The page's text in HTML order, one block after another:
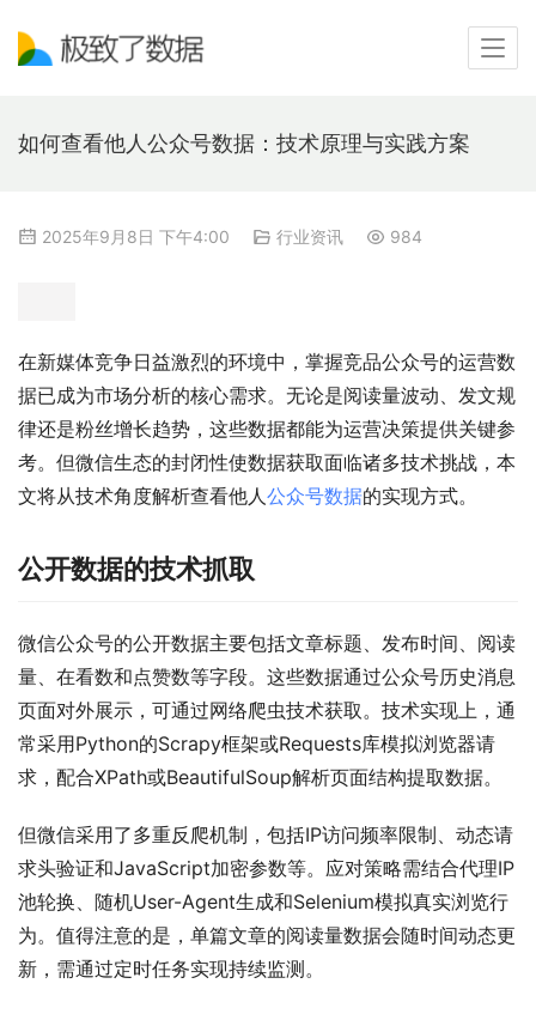
如何查看他人公众号数据：技术原理与实践方案
2025年9月8日 下午4:00 行业资讯 984
在新媒体竞争日益激烈的环境中，掌握竞品公众号的运营数
据已成为市场分析的核心需求。无论是阅读量波动、发文规
律还是粉丝增长趋势，这些数据都能为运营决策提供关键参
考。但微信生态的封闭性使数据获取面临诸多技术挑战，本
文将从技术角度解析查看他人公众号数据的实现方式。
公开数据的技术抓取
微信公众号的公开数据主要包括文章标题、发布时间、阅读
量、在看数和点赞数等字段。这些数据通过公众号历史消息
页面对外展示，可通过网络爬虫技术获取。技术实现上，通
常采用Python的Scrapy框架或Requests库模拟浏览器请
求，配合XPath或BeautifulSoup解析页面结构提取数据。
但微信采用了多重反爬机制，包括IP访问频率限制、动态请
求头验证和JavaScript加密参数等。应对策略需结合代理IP
池轮换、随机User-Agent生成和Selenium模拟真实浏览行
为。值得注意的是，单篇文章的阅读量数据会随时间动态更
新，需通过定时任务实现持续监测。